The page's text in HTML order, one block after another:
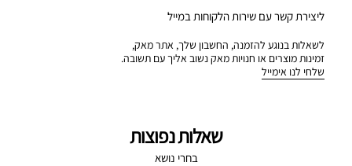
ליצירת קשר עם שירות הלקוחות במייל
לשאלות בנוגע להזמנה, החשבון שלך, אתר מאק,
זמינות מוצרים או חנויות מאק נשוב אליך עם תשובה.
שלחי לנו אימייל
שאלות נפוצות
בחרי נושא